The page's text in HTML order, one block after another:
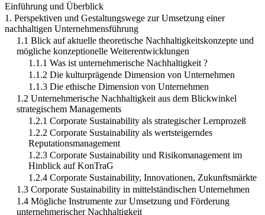
Einführung und Überblick
1. Perspektiven und Gestaltungswege zur Umsetzung einer
nachhaltigen Unternehmensführung
1.1 Blick auf aktuelle theoretische Nachhaltigkeitskonzepte und
mögliche konzeptionelle Weiterentwicklungen
1.1.1 Was ist unternehmerische Nachhaltigkeit ?
1.1.2 Die kulturprägende Dimension von Unternehmen
1.1.3 Die ethische Dimension von Unternehmen
1.2 Unternehmerische Nachhaltigkeit aus dem Blickwinkel
strategischem Managements
1.2.1 Corporate Sustainability als strategischer Lernprozeß
1.2.2 Corporate Sustainability als wertsteigerndes
Reputationsmanagement
1.2.3 Corporate Sustainability und Risikomanagement im
Hinblick auf KonTraG
1.2.4 Corporate Sustainability, Innovationen, Zukunftsmärkte
1.3 Corporate Sustainability in mittelständischen Unternehmen
1.4 Mögliche Instrumente zur Umsetzung und Förderung
unternehmerischer Nachhaltigkeit